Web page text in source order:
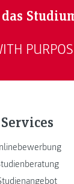
Services